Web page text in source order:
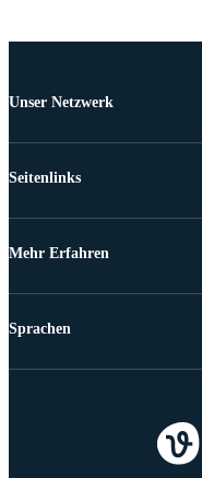
Unser Netzwerk
Seitenlinks
Mehr Erfahren
Sprachen